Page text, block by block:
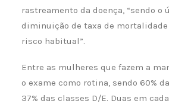
rastreamento da doença, “sendo o
diminuição de taxa de
risco habitual”.
Entre as mulheres que fazem a
o exame como rotina, sendo 60%
37% das classes D/E. Duas em